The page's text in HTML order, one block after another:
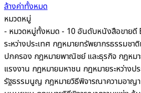
ล้างค่าทั้งหมด
หมวดหมู่
- หมวดหมู่ทั้งหมด - 10 อันดับหนังสือขายดี
ระหว่างประเทศ กฎหมายทรัพยากรธรรมชา
ปกครอง กฎหมายพาณิชย์ และธุรกิจ กฎหม
แรงงาน กฎหมายมหาชน กฎหมายระหว่างป
รัฐธรรมนูญ กฎหมายวิธีพิจารณาความอาญ